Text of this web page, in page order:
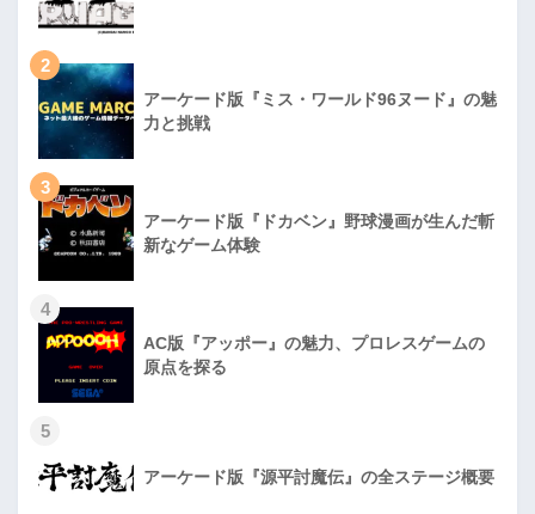
2
アーケード版『ミス・ワールド96ヌード』の魅
力と挑戦
3
アーケード版『ドカベン』野球漫画が生んだ斬
新なゲーム体験
4
AC版『アッポー』の魅力、プロレスゲームの
原点を探る
5
アーケード版『源平討魔伝』の全ステージ概要